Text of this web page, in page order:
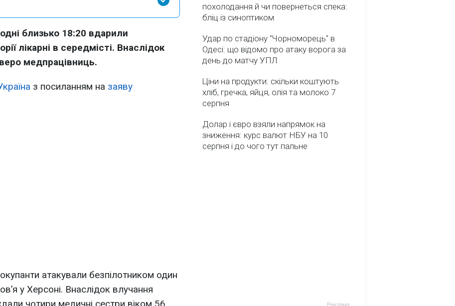
близько 18:20 вдарили
лікарні в середмісті. Внаслідок
медпрацівниць.
з посиланням на заяву
атакували безпілотником один
у Херсоні. Внаслідок влучання
похолодання й чи повернеться спека:
бліц із синоптиком
Удар по стадіону "Чорноморець" в
Одесі: що відомо про атаку ворога за
день до матчу УПЛ
Ціни на продукти: скільки коштують
хліб, гречка, яйця, олія та молоко 7
серпня
Долар і євро взяли напрямок на
зниження: курс валют НБУ на 10
серпня і до чого тут пальне